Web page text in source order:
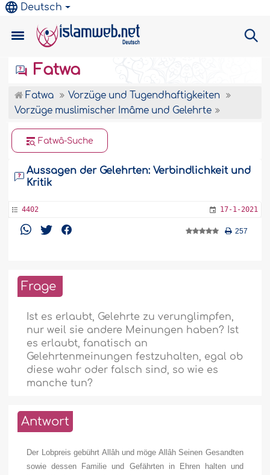
Deutsch
Fatwa
Fatwa
Vorzüge und Tugendhaftigkeiten
Vorzüge muslimischer Imâme und Gelehrte
Fatwâ-Suche
Aussagen der Gelehrten: Verbindlichkeit und
Kritik
4402 17-1-2021
257
Frage
Ist es erlaubt, Gelehrte zu verunglimpfen,
nur weil sie andere Meinungen haben? Ist
es erlaubt, fanatisch an
Gelehrtenmeinungen festzuhalten, egal ob
diese wahr oder falsch sind, so wie es
manche tun?
Antwort
Der Lobpreis gebührt Allâh und möge Allâh Seinen Gesandten
sowie dessen Familie und Gefährten in Ehren halten und